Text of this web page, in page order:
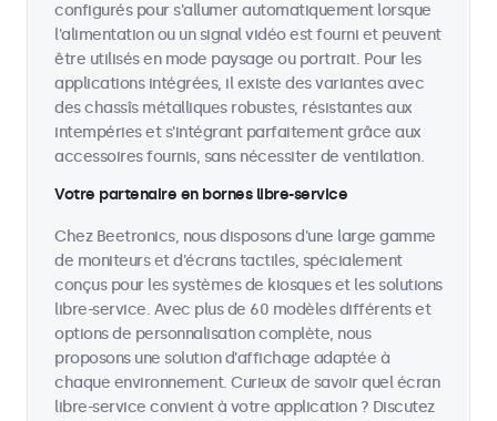
configurés pour s'allumer automatiquement lorsque
l'alimentation ou un signal vidéo est fourni et peuvent
être utilisés en mode paysage ou portrait. Pour les
applications intégrées, il existe des variantes avec
des chassîs métalliques robustes, résistantes aux
intempéries et s'intégrant parfaitement grâce aux
accessoires fournis, sans nécessiter de ventilation.
Votre partenaire en bornes libre-service
Chez Beetronics, nous disposons d'une large gamme
de moniteurs et d'écrans tactiles, spécialement
conçus pour les systèmes de kiosques et les solutions
libre-service. Avec plus de 60 modèles différents et
options de personnalisation complète, nous
proposons une solution d'affichage adaptée à
chaque environnement. Curieux de savoir quel écran
libre-service convient à votre application ? Discutez